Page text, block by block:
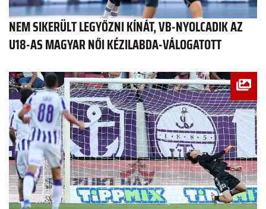
NEM SIKERÜLT LEGYŐZNI KÍNÁT, VB-NYOLCADIK AZ
U18-AS MAGYAR NŐI KÉZILABDA-VÁLOGATOTT